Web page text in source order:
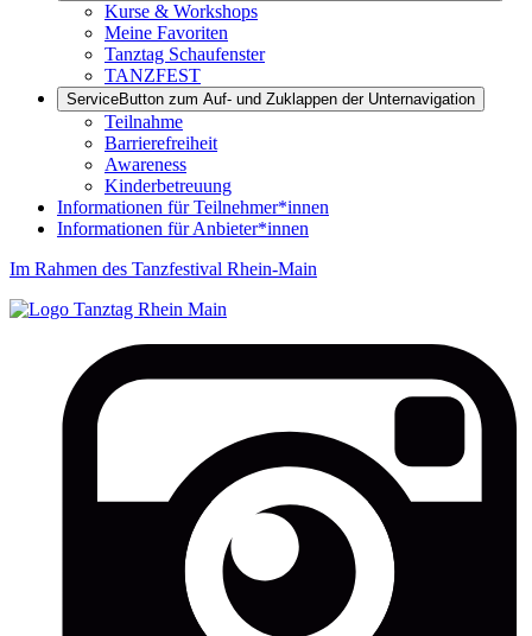
Kurse & Workshops
Meine Favoriten
Tanztag Schaufenster
TANZFEST
ServiceButton zum Auf- und Zuklappen der Unternavigation
Teilnahme
Barrierefreiheit
Awareness
Kinderbetreuung
Informationen für Teilnehmer*innen
Informationen für Anbieter*innen
Im Rahmen des Tanzfestival Rhein-Main